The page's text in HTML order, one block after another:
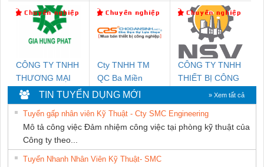
HƯNG
SUPPLY
TIẾN HƯNG
CÔNG TY TNHH
THƯƠNG MẠI
DỊCH VỤ KỸ
THUẬT ĐIỆN CƠ
GIA HƯNG PHÁT
Cty TNHH TM
QC Ba Miền
CÔNG TY TNHH
THIẾT BỊ CÔNG
NGHIỆP NIHON
SETSUBI VIỆT
NAM
TIN TUYỂN DỤNG MỚI » Xem tất cả
Tuyển gấp nhân viên Kỹ Thuật - Cty SMC Engineering
Mô tả công việc Đảm nhiệm công việc tại phòng kỹ thuật của
Công ty theo...
Tuyển Nhanh Nhân Viên Kỹ Thuật- SMC